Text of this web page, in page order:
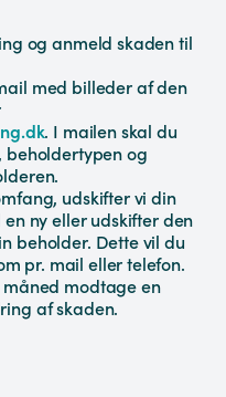
og anmeld skaden til
med billeder af den
. I mailen skal du
beholdertypen og
udskifter vi din
ny eller udskifter den
beholder. Dette vil du
pr. mail eller telefon.
modtage en
af skaden.